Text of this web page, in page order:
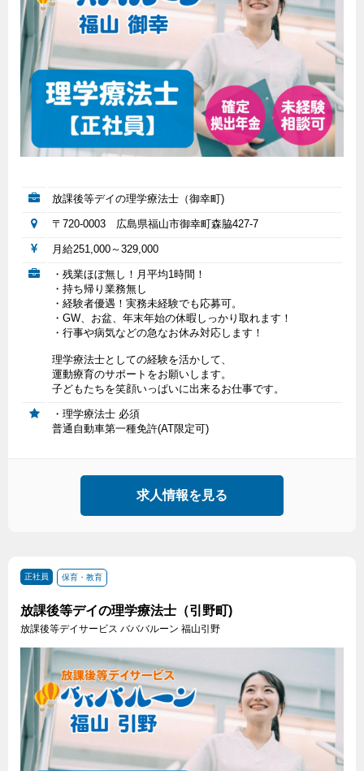
放課後等デイの理学療法士（御幸町)
〒720-0003 広島県福山市御幸町森脇427-7
月給251,000～329,000
・残業ほぼ無し！月平均1時間！
・持ち帰り業務無し
・経験者優遇！実務未経験でも応募可。
・GW、お盆、年末年始の休暇しっかり取れます！
・行事や病気などの急なお休み対応します！
理学療法士としての経験を活かして、
運動療育のサポートをお願いします。
子どもたちを笑顔いっぱいに出来るお仕事です。
・理学療法士 必須
普通自動車第一種免許(AT限定可)
求人情報を見る
正社員 保育・教育
放課後等デイの理学療法士（引野町)
放課後等デイサービス バババルーン 福山引野